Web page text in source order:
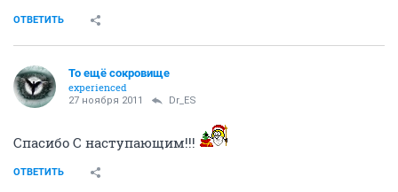
ОТВЕТИТЬ
То ещё сокровище
experienced
27 ноября 2011 Dr_ES
Спасибо С наступающим!!!
ОТВЕТИТЬ